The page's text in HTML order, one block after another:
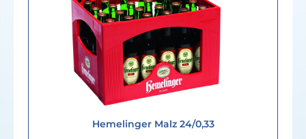
Hemelinger Malz 24/0,33